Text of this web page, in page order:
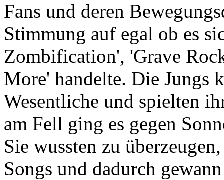
Fans und deren
Stimmung auf egal ob es
Zombification', 'Grave
More' handelte. Die Jungs
Wesentliche und spielten
am Fell ging es gegen
Sie wussten zu
Songs und dadurch